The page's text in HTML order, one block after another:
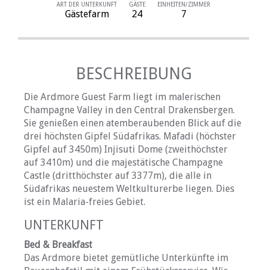
ART DER UNTERKUNFT
Gästefarm
GÄSTE
24
EINHEITEN/ZIMMER
7
BESCHREIBUNG
Die Ardmore Guest Farm liegt im malerischen
Champagne Valley in den Central Drakensbergen.
Sie genießen einen atemberaubenden Blick auf die
drei höchsten Gipfel Südafrikas. Mafadi (höchster
Gipfel auf 3450m) Injisuti Dome (zweithöchster
auf 3410m) und die majestätische Champagne
Castle (dritthöchster auf 3377m), die alle in
Südafrikas neuestem Weltkulturerbe liegen. Dies
ist ein Malaria-freies Gebiet.
UNTERKUNFT
Bed & Breakfast
Das Ardmore bietet gemütliche Unterkünfte im